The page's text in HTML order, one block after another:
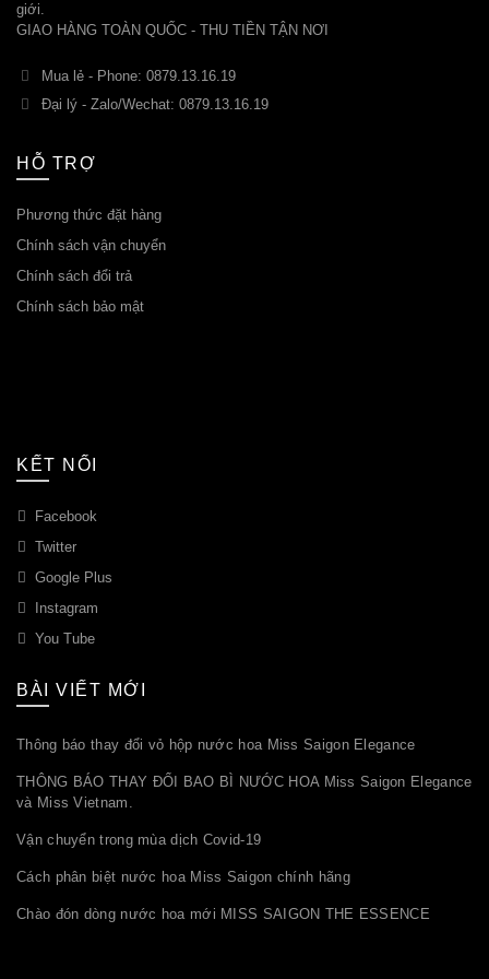
giới.
GIAO HÀNG TOÀN QUỐC - THU TIỀN TẬN NƠI
Mua lẻ - Phone: 0879.13.16.19
Đại lý - Zalo/Wechat: 0879.13.16.19
HỖ TRỢ
Phương thức đặt hàng
Chính sách vận chuyển
Chính sách đổi trả
Chính sách bảo mật
KẾT NỐI
Facebook
Twitter
Google Plus
Instagram
You Tube
BÀI VIẾT MỚI
Thông báo thay đổi vỏ hộp nước hoa Miss Saigon Elegance
THÔNG BÁO THAY ĐỔI BAO BÌ NƯỚC HOA Miss Saigon Elegance
và Miss Vietnam.
Vận chuyển trong mùa dịch Covid-19
Cách phân biệt nước hoa Miss Saigon chính hãng
Chào đón dòng nước hoa mới MISS SAIGON THE ESSENCE